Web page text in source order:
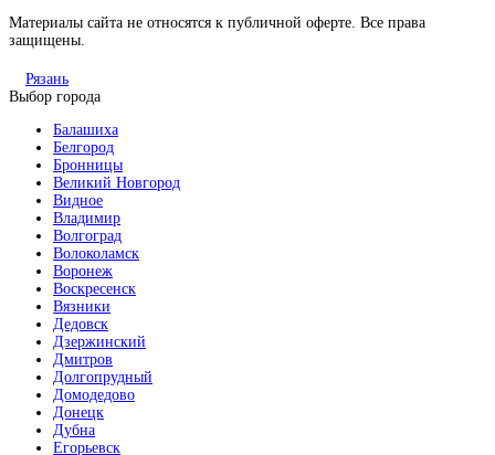
Материалы сайта не относятся к публичной оферте. Все права
защищены.
Рязань
Выбор города
Балашиха
Белгород
Бронницы
Великий Новгород
Видное
Владимир
Волгоград
Волоколамск
Воронеж
Воскресенск
Вязники
Дедовск
Дзержинский
Дмитров
Долгопрудный
Домодедово
Донецк
Дубна
Егорьевск